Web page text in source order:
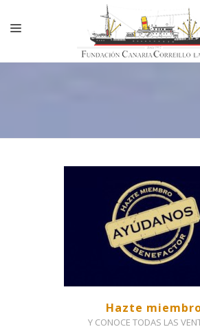
CONTACTAR
Hazte
Y CONOCE TODAS LAS